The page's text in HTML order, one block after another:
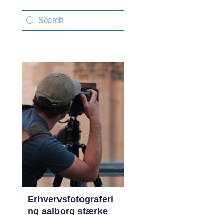
Erhvervsfotograferi
ng aalborg stærke